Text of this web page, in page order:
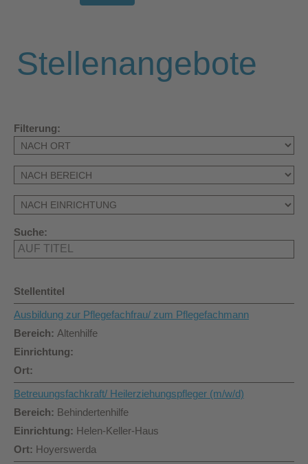
Stellenangebote
Filterung:
Suche:
Stellentitel
Ausbildung zur Pflegefachfrau/ zum Pflegefachmann
Altenhilfe
Betreuungsfachkraft/ Heilerziehungspfleger (m/w/d)
Behindertenhilfe
Helen-Keller-Haus
Hoyerswerda